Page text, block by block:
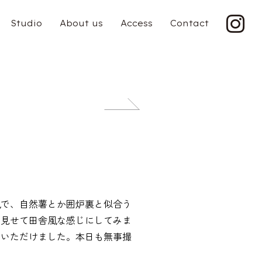
Studio About us Access Contact
ゲ
ー
シ
、自然薯とか囲炉裏と似合う
せて田舎風な感じにしてみま
ただけました。本日も無事撮